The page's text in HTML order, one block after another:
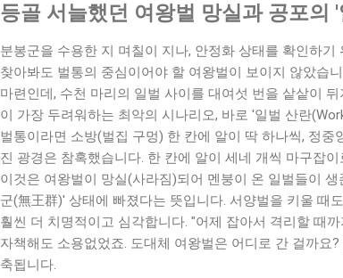
등골 서늘했던 여왕벌 망실과 공포의
분봉군을 수용한 지 며칠이 지나, 안정화 상태를 확인하
찾아봐도 벌통의 중심이어야 할 여왕벌이 보이지 않았습
마련인데, 수천 마리의 일벌 사이를 대여섯 번을 샅샅이
이 가장 두려워하는 최악의 시나리오, 바로 '일벌 산란
벌통이라면 소방(벌집 구멍) 한 칸에 알이 딱 하나씩, 정
진 광경은 참혹했습니다. 한 칸에 알이 세네 개씩 마구잡
이것은 여왕벌이 망실(사라짐)되어 멘붕이 온 일벌들이
군(無王群)' 상태에 빠졌다는 뜻입니다. 서양벌을 키울 때
훨씬 더 치명적이고 심각합니다. "어제 잡아서 격리할 때
자책해도 소용없었죠. 도대체 여왕벌은 어디로 간 걸까
축됩니다.